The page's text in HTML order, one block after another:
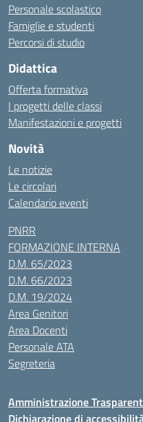
Personale scolastico
Famiglie e studenti
Percorsi di studio
Didattica
Offerta formativa
I progetti delle classi
Manifestazioni e progetti
Novità
Le notizie
Le circolari
Calendario eventi
PNRR
FORMAZIONE INTERNA
D.M. 65/2023
D.M. 66/2023
D.M. 19/2024
Area Genitori
Area Docenti
Personale ATA
Segreteria
Amministrazione
Dichiarazione di